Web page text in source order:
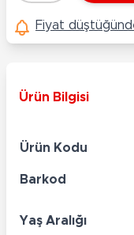
Fiyat
Ürün Bilgisi
Ürün Kodu
Barkod
Yaş Aralığı